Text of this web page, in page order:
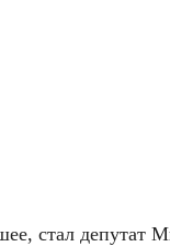
стал депутат